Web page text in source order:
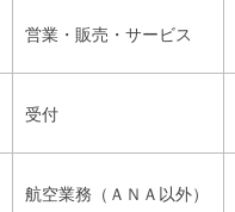
営業・販売・サービス
受付
航空業務（ＡＮＡ以外）